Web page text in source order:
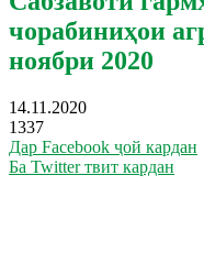
чорабиниҳои
ноябри 2020
14.11.2020
1337
Дар Facebook ҷой кардан
Ба Twitter твит кардан